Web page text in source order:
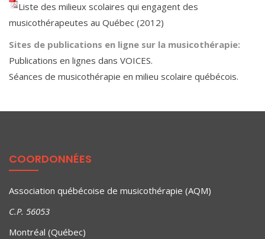
Liste des milieux scolaires qui engagent des
musicothérapeutes au Québec (2012)
Sites de publications en ligne sur la musicothérapie:
Publications en lignes dans VOICES.
Séances de musicothérapie en milieu scolaire québécois.
COORDONNÉES
Association québécoise de musicothérapie (AQM)
C.P. 56053
Montréal (Québec)